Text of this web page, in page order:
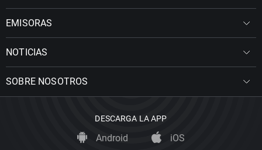
EMISORAS
NOTICIAS
SOBRE NOSOTROS
DESCARGA LA APP
Android iOS